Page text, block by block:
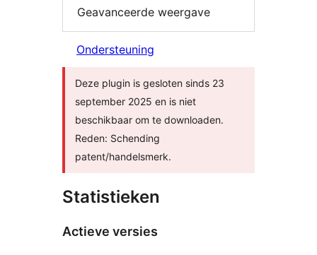
Geavanceerde weergave
Ondersteuning
Deze plugin is gesloten sinds 23
september 2025 en is niet
beschikbaar om te downloaden.
Reden: Schending
patent/handelsmerk.
Statistieken
Actieve versies